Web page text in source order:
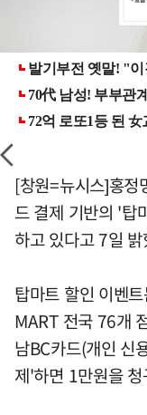
[창원=뉴시스]홍
드 결제 기반의 '탑
하고 있다고 7일 밝
탑마트 할인 이벤
MART 전국 76개
남BC카드(개인 신
제'하면 1만원을